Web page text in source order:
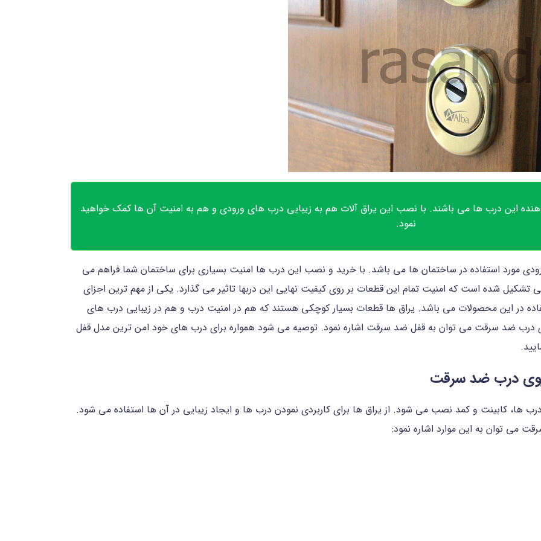
این درب ها می باشند. با نصب این یراق آلات هم به زیبایی درب های ورودی و هم به امنیت آن ها کمک خواهید
نمود.
مورد استفاده در ساختمان ها می باشد. با خرید و نصب این درب ها امنیت بسیاری برای ساختمان شما فراهم می
شده است که امنیت تمام این قطعات بر روی کیفیت نهایی این دربها تاثیر می گذارد. یکی از مهم ترین اجزای
در این محصولات می باشد. یراق ها قطعات بسیار کوچکی هستند که هم در امنیت درب و هم در زیبایی درب های
درب ضد سرقت می توان به قفل ضد سرقت اشاره نمود. توصیه می شود همواره برای درب های خود امن ترین مدل قفل
روی درب ضد سرقت
ها، کابینت و کمد نصب می شود. از یراق ها برای کاربردی نمودن درب ها و ایجاد زیبایی در آن ها استفاده می شود.
می توان به این موارد اشاره نمود: